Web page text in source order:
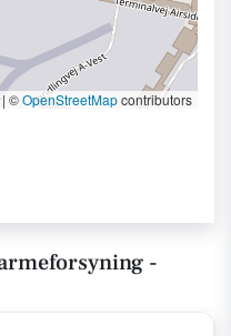
| ©OpenStreetMapcontributors
-